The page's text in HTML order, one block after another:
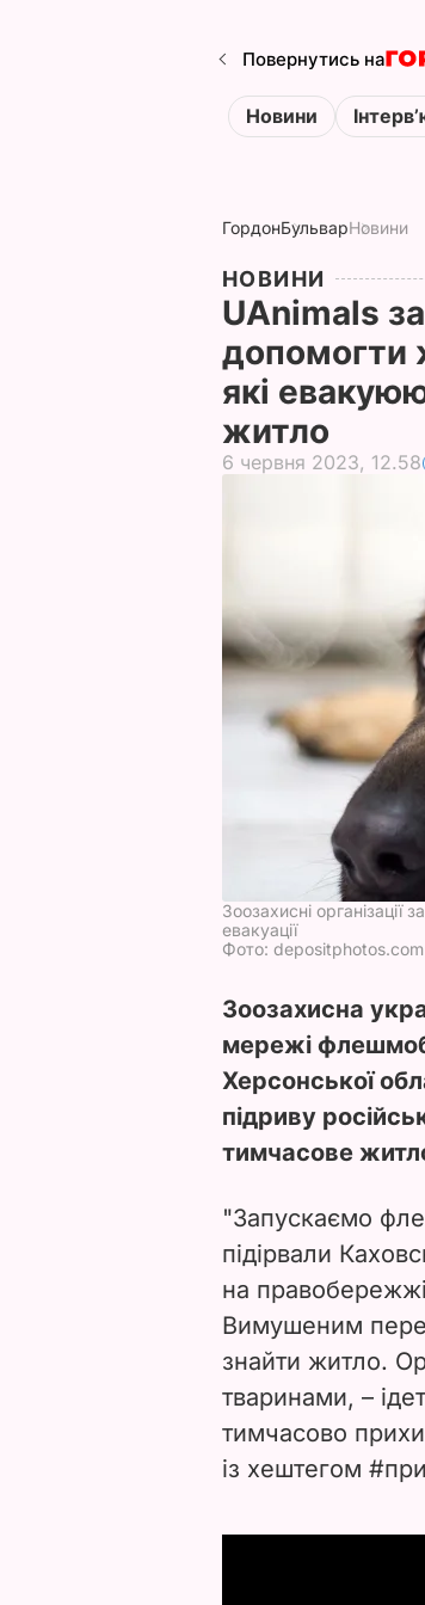
Повернутись на
Новини
ГордонБульварНовини
НОВИНИ
UAnimals
допомогти
які
житло
6 червня 2023, 12.58
Зоозахисні
евакуації
Фото: depositphotos.com
Зоозахисна
мережі
Херсонської
підриву
тимчасове
"Запускаємо
підірвали
на
Вимушеним
знайти житло.
тваринами, –
тимчасово
із хештегом